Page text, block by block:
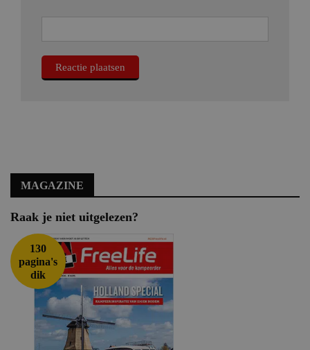
MAGAZINE
Raak je niet uitgelezen?
130
pagina's
dik